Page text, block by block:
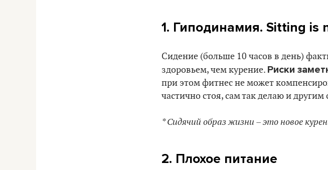
1. Гиподинамия. Sitting is
Сидение (больше 10 часов в день)
здоровьем, чем курение. Риски
при этом фитнес не может
частично стоя, сам так делаю и другим
* Сидячий образ жизни – это новое
2. Плохое питание